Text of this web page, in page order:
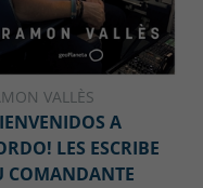
VALLÈS
A
LES ESCRIBE
COMANDANTE